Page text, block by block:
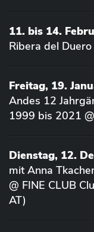
11. bis 14.
Ribera del Duero
Freitag, 19.
Andes 12
1999 bis 2021
Dienstag, 12.
mit Anna
@ FINE CLUB
AT)